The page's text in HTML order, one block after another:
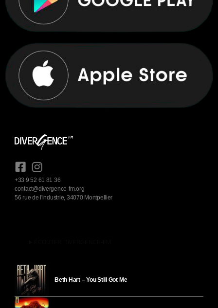
+33 9 52 61 81 36
contact@divergence-fm.org
56 rue de l'industrie, 34070 Montpellier
Beth Hart – You Still Got Me